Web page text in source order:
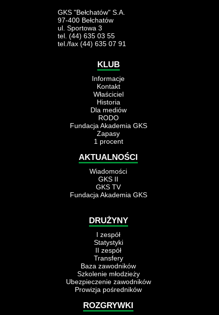
GKS "Bełchatów" S.A.
97-400 Bełchatów
ul. Sportowa 3
tel. (44) 635 03 55
tel./fax (44) 635 07 91
KLUB
Informacje
Kontakt
Właściciel
Historia
Dla mediów
RODO
Fundacja Akademia GKS
Zapasy
1 procent
AKTUALNOŚCI
Wiadomości
GKS II
GKS TV
Fundacja Akademia GKS
DRUŻYNY
I zespół
Statystyki
II zespół
Transfery
Baza zawodników
Szkolenie młodzieży
Ubezpieczenie zawodników
Prowizja pośredników
ROZGRYWKI